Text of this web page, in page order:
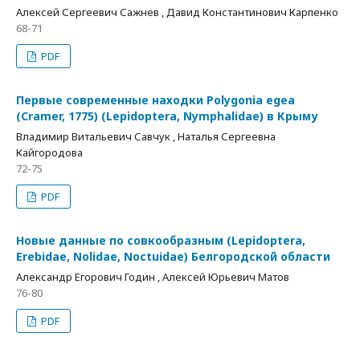
Алексей Сергеевич Сажнев , Давид Константинович Карпенко
68-71
PDF
Первые современные находки Polygonia egea
(Cramer, 1775) (Lepidoptera, Nymphalidae) в Крыму
Владимир Витальевич Савчук , Наталья Сергеевна
Кайгородова
72-75
PDF
Новые данные по совкообразным (Lepidoptera,
Erebidae, Nolidae, Noctuidae) Белгородской области
Александр Егорович Годин , Алексей Юрьевич Матов
76-80
PDF